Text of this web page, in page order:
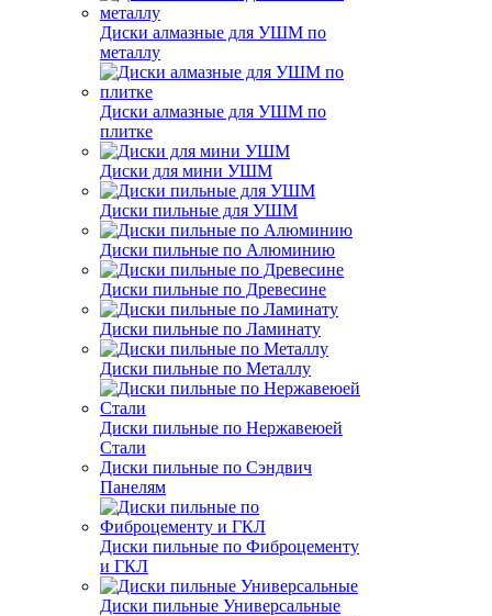
Диски алмазные для УШМ по
металлу
Диски алмазные для УШМ по
плитке
Диски для мини УШМ
Диски пильные для УШМ
Диски пильные по Алюминию
Диски пильные по Древесине
Диски пильные по Ламинату
Диски пильные по Металлу
Диски пильные по Нержавеюей
Стали
Диски пильные по Сэндвич
Панелям
Диски пильные по Фиброцементу
и ГКЛ
Диски пильные Универсальные